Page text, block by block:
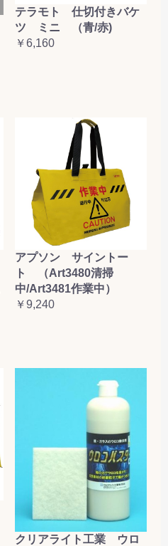
テラモト 仕切付きバケ
ツ ミニ （青/赤)
￥6,160
アプソン サイントー
ト （Art3480清掃
中/Art3481作業中）
￥9,240
クリアライト工業 ウロ